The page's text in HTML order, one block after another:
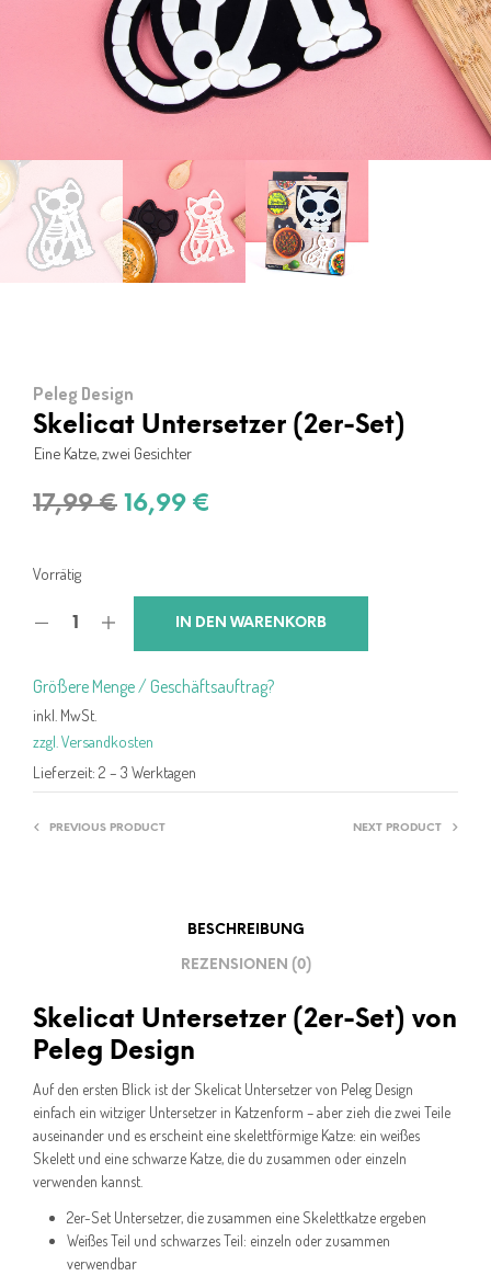
Peleg Design
Skelicat Untersetzer (2er-Set)
Eine Katze, zwei Gesichter
17,99€ Ursprünglicher
17,99 €
16,99 €
16,99 €.
Vorrätig
IN DEN WARENKORB
Größere Menge / Geschäftsauftrag?
inkl. MwSt.
zzgl. Versandkosten
Lieferzeit: 2 – 3 Werktagen
PREVIOUS PRODUCT NEXT PRODUCT
BESCHREIBUNG
REZENSIONEN (0)
Skelicat Untersetzer (2er-Set) von
Peleg Design
Auf den ersten Blick ist der Skelicat Untersetzer von Peleg Design
einfach ein witziger Untersetzer in Katzenform – aber zieh die zwei Teile
auseinander und es erscheint eine skelettförmige Katze: ein weißes
Skelett und eine schwarze Katze, die du zusammen oder einzeln
verwenden kannst.
2er-Set Untersetzer, die zusammen eine Skelettkatze ergeben
Weißes Teil und schwarzes Teil: einzeln oder zusammen
verwendbar